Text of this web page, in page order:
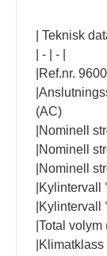
| Teknisk
| - | - |
|Ref.nr.
(AC)
|Nominell
|Nominell
|Nominell
|Kylintervall
|Kylintervall
|Total volym
|Klimatklass